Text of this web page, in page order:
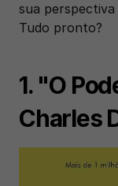
sua
Tudo pronto?
1. "O